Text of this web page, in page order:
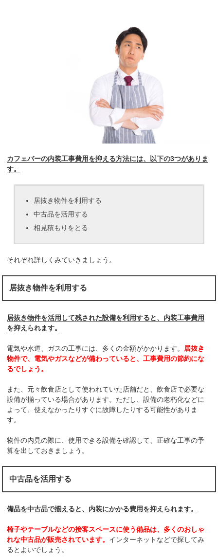
カフェバーの内装工事費用を抑える方法には、以下の3つがありま
す。
居抜き物件を利用する
中古品を活用する
相見積もりをとる
それぞれ詳しくみていきましょう。
居抜き物件を利用する
居抜き物件を活用して残された設備を利用すると、内装工事費用
を抑えられます。
電気や水道、ガスの工事には、多くの金額がかかります。 居抜き
物件で、電気やガスなどが備わっていると、工事費用の節約にな
るでしょう。
また、元々飲食店として使われていた店舗だと、飲食店で必要な
設備が揃っている場合があります。ただし、設備の老朽化などに
よって、使えなかったりすぐに故障したりする可能性がありま
す。
物件の内見の際に、使用できる設備を確認して、正確な工事の予
算を出しておきましょう。
中古品を活用する
備品を中古品で揃えると、内装にかかる費用を抑えられます。
椅子やテーブルなどの接客スペースに使う備品は、多くのおしゃ
れな中古品が販売されています。 インターネットなどで探してみ
るとよいでしょう。